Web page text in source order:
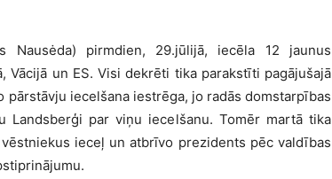
Nausėda) pirmdien, 29.jūlijā, iecēla 12 jaunus
un ES. Visi dekrēti tika parakstīti pagājušajā
pārstāvju iecelšana iestrēga, jo radās domstarpības
par viņu iecelšanu. Tomēr martā tika
ieceļ un atbrīvo prezidents pēc valdības